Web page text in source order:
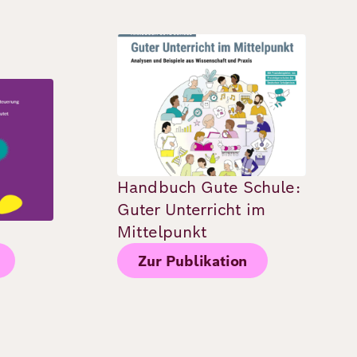
Bild
Handbuch Gute Schule:
Guter Unterricht im
Mittelpunkt
Zur Publikation